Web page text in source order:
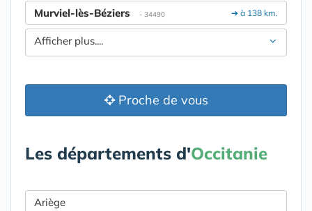
➔ à 138 km.
Murviel-lès-Béziers - 34490
Afficher plus....
Proche de vous
Les départements d'Occitanie
Ariège